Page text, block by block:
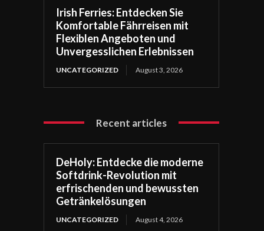
Irish Ferries: Entdecken Sie
Komfortable Fährreisen mit
Flexiblen Angeboten und
Unvergesslichen Erlebnissen
UNCATEGORIZED August 3, 2026
Recent articles
DeHoly: Entdecke die moderne
Softdrink-Revolution mit
erfrischenden und bewussten
Getränkelösungen
UNCATEGORIZED August 4, 2026